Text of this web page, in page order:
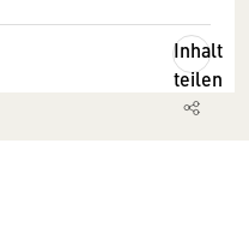
Inhalt
teilen